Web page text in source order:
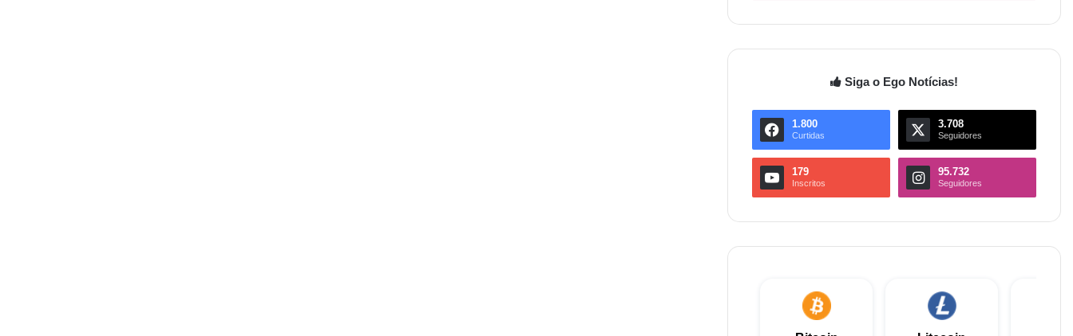
Siga o Ego Notícias!
1.800
Curtidas
3.708
Seguidores
179
Inscritos
95.732
Seguidores